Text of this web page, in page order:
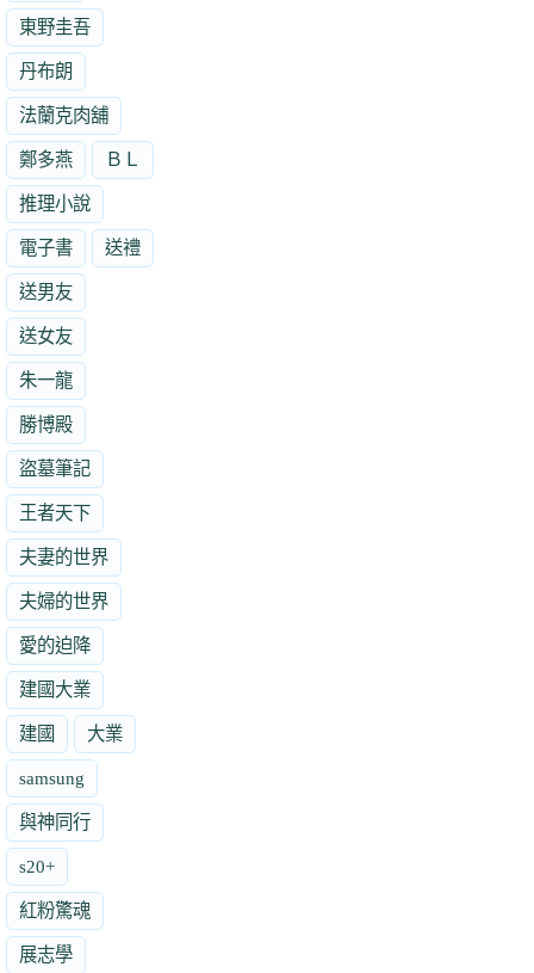
東野圭吾
丹布朗
法蘭克肉舖
鄭多燕 ＢＬ
推理小說
電子書 送禮
送男友
送女友
朱一龍
勝博殿
盜墓筆記
王者天下
夫妻的世界
夫婦的世界
愛的迫降
建國大業
建國 大業
samsung
與神同行
s20+
紅粉驚魂
展志學